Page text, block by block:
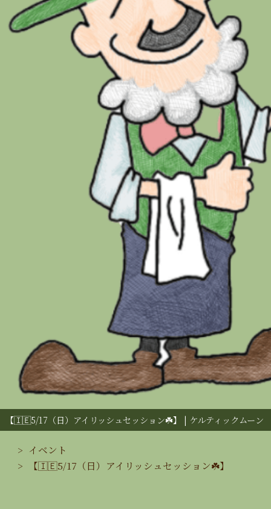
【🇮🇪5/17（日）アイリッシュセッション☘️】 | ケルティックムーン
イベント
【🇮🇪5/17（日）アイリッシュセッション☘️】